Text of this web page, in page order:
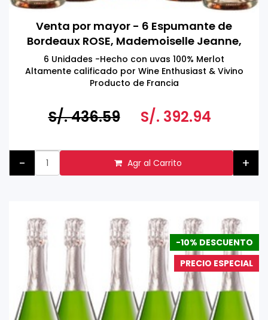
Venta por mayor - 6 Espumante de
Bordeaux ROSE, Mademoiselle Jeanne,
Francia 750 ml
6 Unidades -Hecho con uvas 100% Merlot
Altamente calificado por Wine Enthusiast & Vivino
Producto de Francia
Prohibida su venta a menores de 18 años
S/. 436.59 S/. 392.94
- Agr al Carrito +
-10% DESCUENTO
PRECIO ESPECIAL